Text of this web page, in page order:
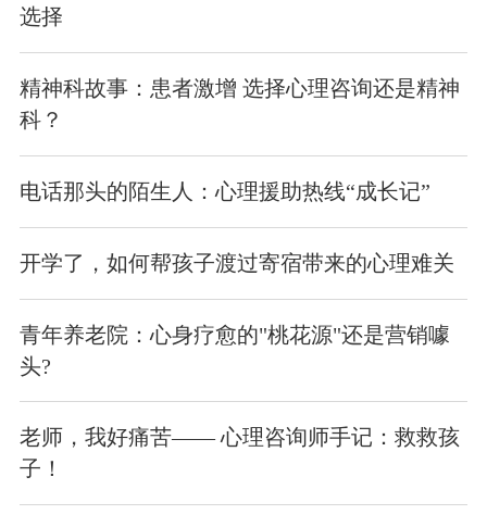
选择
精神科故事：患者激增 选择心理咨询还是精神
科？
电话那头的陌生人：心理援助热线“成长记”
开学了，如何帮孩子渡过寄宿带来的心理难关
青年养老院：心身疗愈的"桃花源"还是营销噱
头?
老师，我好痛苦—— 心理咨询师手记：救救孩
子！